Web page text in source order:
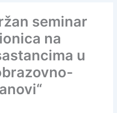
seminar
na
u